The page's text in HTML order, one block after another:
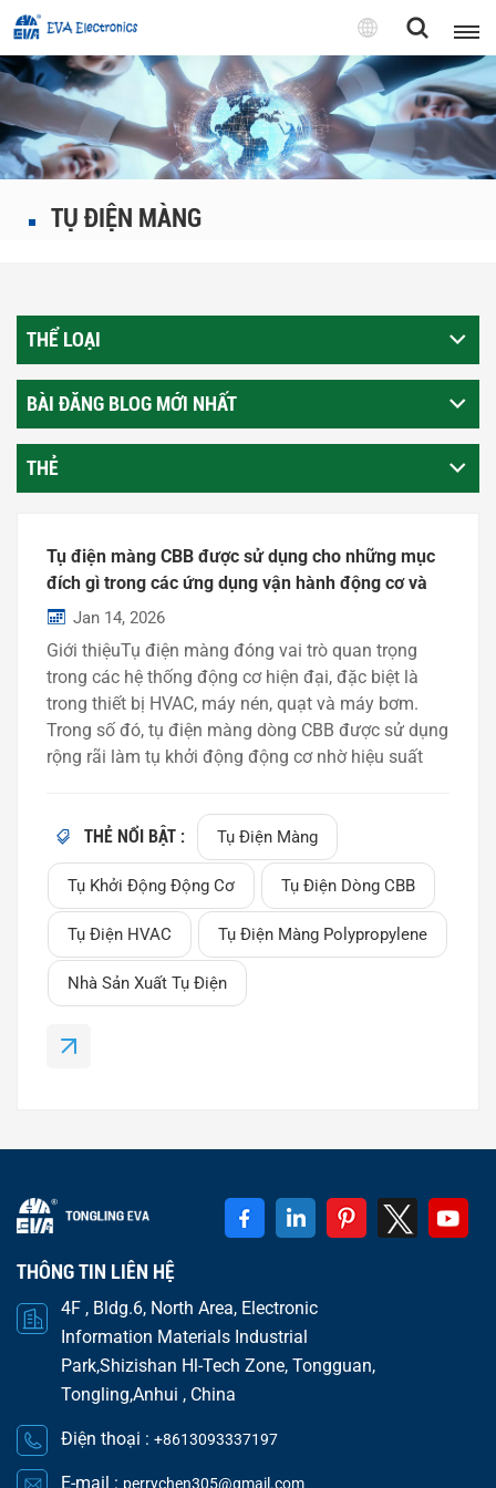
Tiếng
Việt
English
Pусский
TỤ ĐIỆN MÀNG
THỂ LOẠI
BÀI ĐĂNG BLOG MỚI NHẤT
THẺ
Tụ điện màng CBB được sử dụng cho những mục
đích gì trong các ứng dụng vận hành động cơ và
HVAC?Jan 14, 2026
Giới thiệuTụ điện màng đóng vai trò quan trọng
trong các hệ thống động cơ hiện đại, đặc biệt là
trong thiết bị HVAC, máy nén, quạt và máy bơm.
Trong số đó, tụ điện màng dòng CBB được sử dụng
rộng rãi làm tụ khởi động động cơ nhờ hiệu suất
chúng tôi sẽ giải thích tụ điện màng CBB là gì, cách
thức hoạt động của chúng và lý do tại sao chúng
thường được sử dụng trong các ứng dụng vận
hành động cơ và HVAC.Tụ điện màng dòng CBB là
gì?Tụ điện dòng CBB là một loại tụ điện màng
polypropylen mạ kim loại (MPP) được thiết kế cho
các ứng dụng dòng điện xoay chiều. Nó thường
được sử dụng làm tụ khởi động động cơ, cung cấp
động cơ trong quá trình hoạt động.Các sản phẩm
THẺ NỔI BẬT : Tụ Điện Màng
Tụ Khởi Động Động Cơ Tụ Điện Dòng CBB
Tụ Điện HVAC Tụ Điện Màng Polypropylene
Nhà Sản Xuất Tụ Điện
THÔNG TIN LIÊN HỆ
4F , Bldg.6, North Area, Electronic
Information Materials Industrial
Park,Shizishan Hl-Tech Zone, Tongguan,
Tongling,Anhui , China
Điện thoại : +8613093337197
E-mail : perrychen305@gmail.com